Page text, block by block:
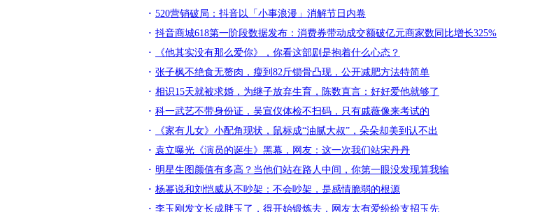
520营销破局：抖音以「小事浪漫」消解节日内卷
抖音商城618第一阶段数据发布：消费券带动成交额破亿元商家数同比增长325%
《他其实没有那么爱你》，你看这部剧是抱着什么心态？
张子枫不绝食无赘肉，瘦到82斤锁骨凸现，公开减肥方法特简单
相识15天就被求婚，为继子放弃生育，陈数直言：好好爱他就够了
科一武艺不带身份证，吴宣仪体检不扫码，只有戚薇像来考试的
《家有儿女》小配角现状，鼠标成“油腻大叔”，朵朵却美到认不出
袁立曝光《演员的诞生》黑幕，网友：这一次我们站宋丹丹
明星生图颜值有多高？当他们站在路人中间，你第一眼没发现算我输
杨幂说和刘恺威从不吵架：不会吵架，是感情脆弱的根源
李玉刚发文长成胖玉了，得开始锻炼去，网友太有爱纷纷支招玉先